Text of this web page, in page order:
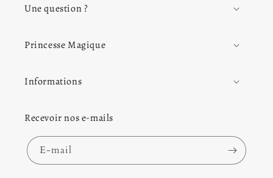
Une question ?
Princesse Magique
Informations
Recevoir nos e-mails
E-mail